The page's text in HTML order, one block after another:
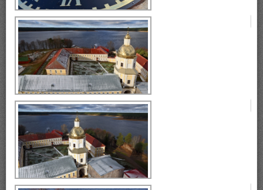
монастырь Нилова Пустынь
Селигер, монастырь Нилова
Пустынь